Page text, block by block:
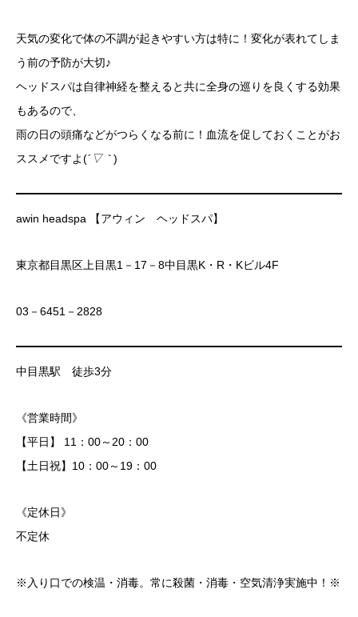
天気の変化で体の不調が起きやすい方は特に！変化が表れてしま
う前の予防が大切♪
ヘッドスパは自律神経を整えると共に全身の巡りを良くする効果
もあるので、
雨の日の頭痛などがつらくなる前に！血流を促しておくことがお
ススメですよ(´▽｀)
awin headspa 【アウィン ヘッドスパ】
東京都目黒区上目黒1－17－8中目黒K・R・Kビル4F
03－6451－2828
中目黒駅 徒歩3分
《営業時間》
【平日】 11：00～20：00
【土日祝】10：00～19：00
《定休日》
不定休
※入り口での検温・消毒。常に殺菌・消毒・空気清浄実施中！※